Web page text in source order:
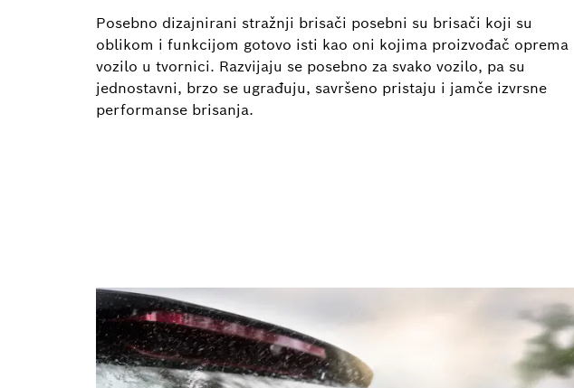
Posebno dizajnirani stražnji brisači posebni su brisači koji su
oblikom i funkcijom gotovo isti kao oni kojima proizvođač oprema
vozilo u tvornici. Razvijaju se posebno za svako vozilo, pa su
jednostavni, brzo se ugrađuju, savršeno pristaju i jamče izvrsne
performanse brisanja.